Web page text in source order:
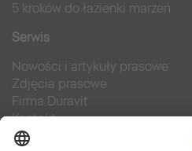
5 kroków do łazienki marzeń
Serwis
Nowości i artykuły prasowe
Zdjęcia prasowe
Firma Duravit
Kontakt
Najczęściej zadawane pytania